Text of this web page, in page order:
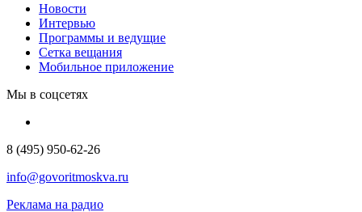
Новости
Интервью
Программы и ведущие
Сетка вещания
Мобильное приложение
Мы в соцсетях
8 (495) 950-62-26
info@govoritmoskva.ru
Реклама на радио